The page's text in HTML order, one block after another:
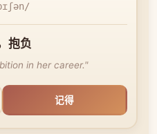
抱负
in her career."
记得